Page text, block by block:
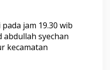
jam 19.30 wib
abdullah syechan
kecamatan